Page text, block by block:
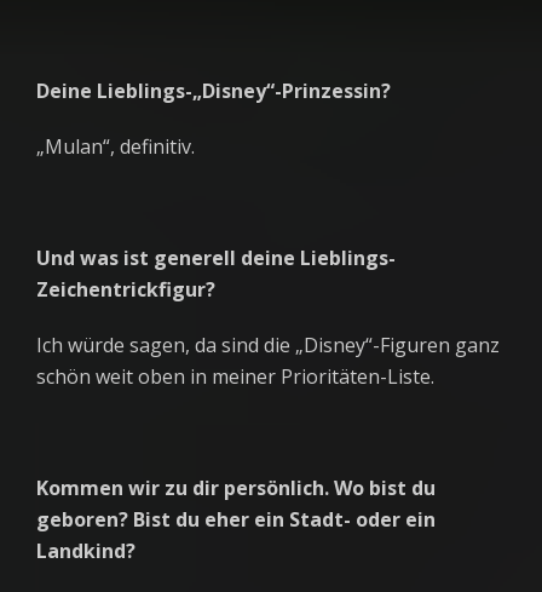
Deine Lieblings-„Disney“-Prinzessin?
„Mulan“, definitiv.
Und was ist generell deine Lieblings-
Zeichentrickfigur?
Ich würde sagen, da sind die „Disney“-Figuren ganz
schön weit oben in meiner Prioritäten-Liste.
Kommen wir zu dir persönlich. Wo bist du
geboren? Bist du eher ein Stadt- oder ein
Landkind?